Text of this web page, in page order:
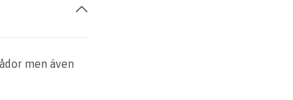
men även